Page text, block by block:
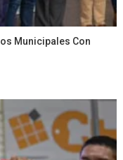
Municipales Con